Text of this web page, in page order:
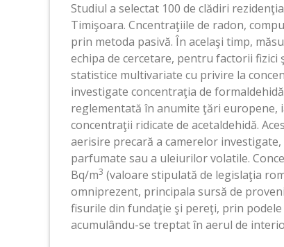
Studiul a selectat 100 de clădiri
Timişoara. Cncentraţiile de radon,
prin metoda pasivă. În acelaşi timp,
echipa de cercetare, pentru factorii fizici
statistice multivariate cu privire la
investigate concentraţia de
reglementată în anumite ţări
concentraţii ridicate de acetaldehidă.
aerisire precară a camerelor
parfumate sau a uleiurilor volatile.
Bq/m3 (valoare stipulată de legislaţia
omniprezent, principala sursă de
fisurile din fundaţie şi pereţi, prin
acumulându-se treptat în aerul de